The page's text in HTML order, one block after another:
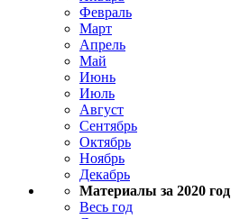
Февраль
Март
Апрель
Май
Июнь
Июль
Август
Сентябрь
Октябрь
Ноябрь
Декабрь
Материалы за 2020 год
Весь год